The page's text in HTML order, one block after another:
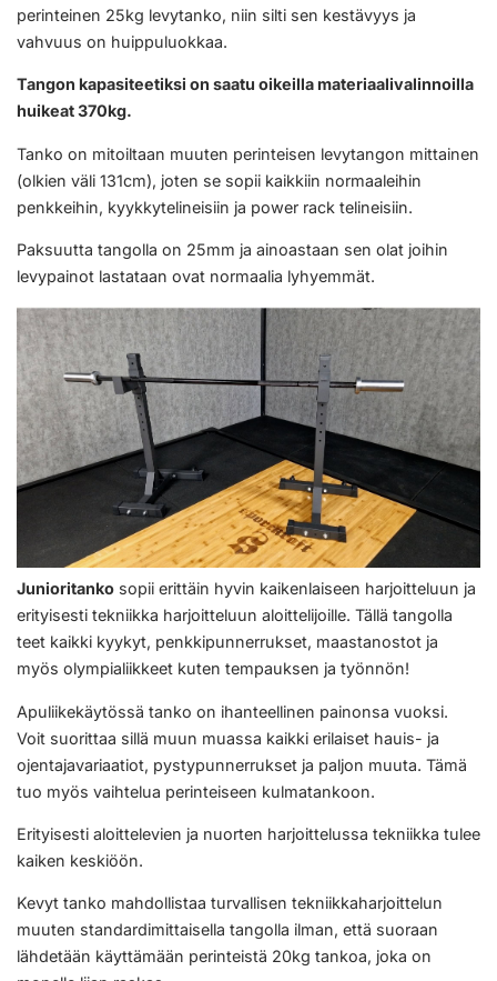
perinteinen 25kg levytanko, niin silti sen kestävyys ja
vahvuus on huippuluokkaa.
Tangon kapasiteetiksi on saatu oikeilla materiaalivalinnoilla
huikeat 370kg.
Tanko on mitoiltaan muuten perinteisen levytangon mittainen
(olkien väli 131cm), joten se sopii kaikkiin normaaleihin
penkkeihin, kyykkytelineisiin ja power rack telineisiin.
Paksuutta tangolla on 25mm ja ainoastaan sen olat joihin
levypainot lastataan ovat normaalia lyhyemmät.
Junioritanko sopii erittäin hyvin kaikenlaiseen harjoitteluun ja
erityisesti tekniikka harjoitteluun aloittelijoille. Tällä tangolla
teet kaikki kyykyt, penkkipunnerrukset, maastanostot ja
myös olympialiikkeet kuten tempauksen ja työnnön!
Apuliikekäytössä tanko on ihanteellinen painonsa vuoksi.
Voit suorittaa sillä muun muassa kaikki erilaiset hauis- ja
ojentajavariaatiot, pystypunnerrukset ja paljon muuta. Tämä
tuo myös vaihtelua perinteiseen kulmatankoon.
Erityisesti aloittelevien ja nuorten harjoittelussa tekniikka tulee
kaiken keskiöön.
Kevyt tanko mahdollistaa turvallisen tekniikkaharjoittelun
muuten standardimittaisella tangolla ilman, että suoraan
lähdetään käyttämään perinteistä 20kg tankoa, joka on